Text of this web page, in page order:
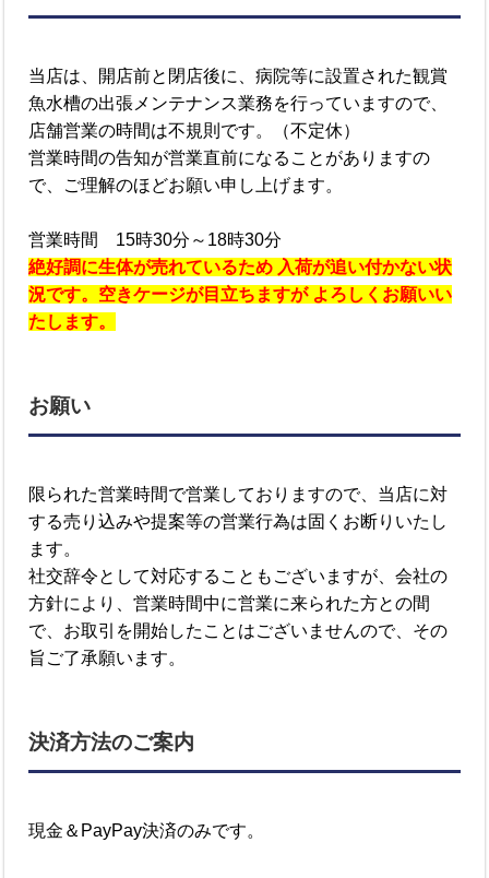
当店は、開店前と閉店後に、病院等に設置された観賞
魚水槽の出張メンテナンス業務を行っていますので、
店舗営業の時間は不規則です。（不定休）
営業時間の告知が営業直前になることがありますの
で、ご理解のほどお願い申し上げます。
営業時間 15時30分～18時30分
絶好調に生体が売れているため 入荷が追い付かない状
況です。空きケージが目立ちますが よろしくお願いい
たします。
お願い
限られた営業時間で営業しておりますので、当店に対
する売り込みや提案等の営業行為は固くお断りいたし
ます。
社交辞令として対応することもございますが、会社の
方針により、営業時間中に営業に来られた方との間
で、お取引を開始したことはございませんので、その
旨ご了承願います。
決済方法のご案内
現金＆PayPay決済のみです。